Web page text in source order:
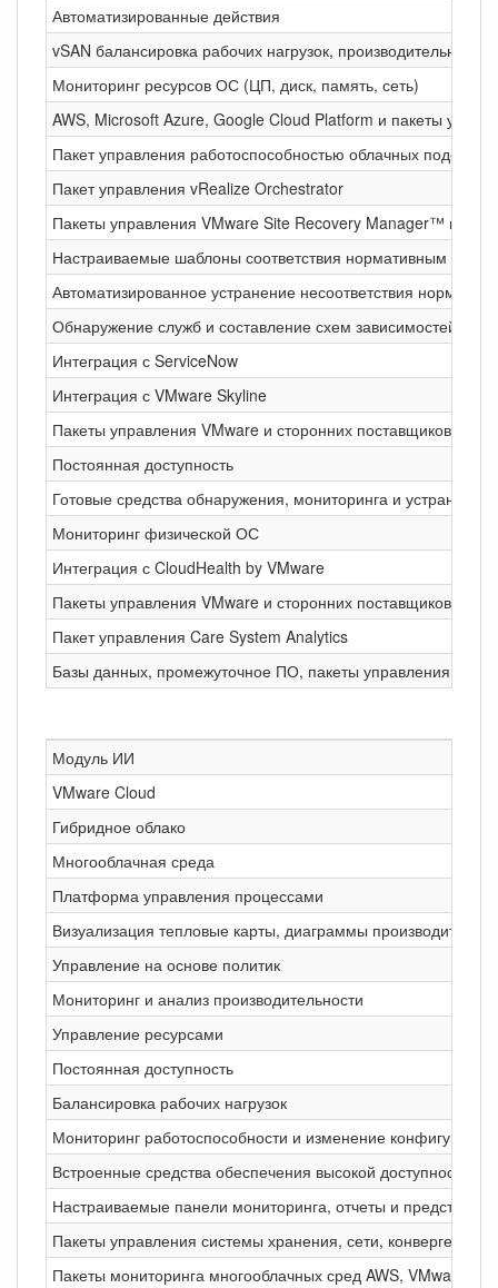
Автоматизированные действия
vSAN балансировка рабочих нагрузок,
Мониторинг ресурсов ОС (ЦП, диск, память, сеть)
AWS, Microsoft Azure, Google Cloud Platform и пакеты
Пакет управления работоспособностью облачных подов и
Пакет управления vRealize Orchestrator
Пакеты управления VMware Site Recovery Manager™ и
Настраиваемые шаблоны соответствия нормативным
Автоматизированное устранение несоответствия
Обнаружение служб и составление схем зависимостей
Интеграция с ServiceNow
Интеграция с VMware Skyline
Пакеты управления VMware и сторонних поставщиков для
Постоянная доступность
Готовые средства обнаружения, мониторинга и
Мониторинг физической ОС
Интеграция с CloudHealth by VMware
Пакеты управления VMware и сторонних поставщиков для
Пакет управления Care System Analytics
Базы данных, промежуточное ПО, пакеты управления
Модуль ИИ
VMware Cloud
Гибридное облако
Многооблачная среда
Платформа управления процессами
Визуализация тепловые карты, диаграммы
Управление на основе политик
Мониторинг и анализ производительности
Управление ресурсами
Постоянная доступность
Балансировка рабочих нагрузок
Мониторинг работоспособности и изменение
Встроенные средства обеспечения высокой доступности
Настраиваемые панели мониторинга, отчеты и
Пакеты управления системы хранения, сети,
Пакеты мониторинга многооблачных сред AWS, VMware